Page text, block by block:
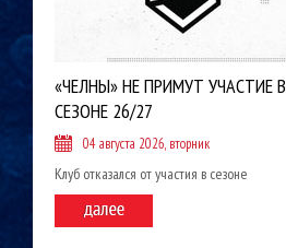
«ЧЕЛНЫ» НЕ ПРИМУТ УЧАСТИЕ В
СЕЗОНЕ 26/27
04 августа 2026, вторник
Клуб отказался от участия в сезоне